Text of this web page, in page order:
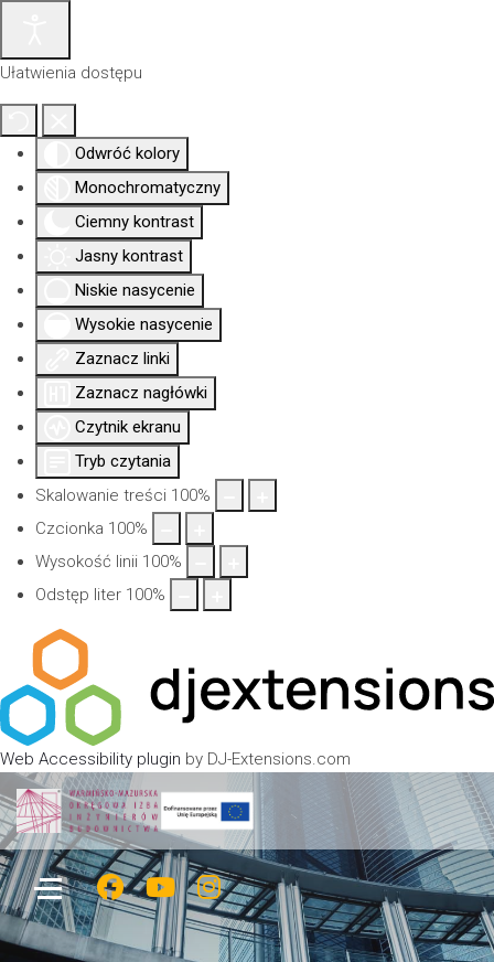
Ułatwienia dostępu
Odwróć kolory
Monochromatyczny
Ciemny kontrast
Jasny kontrast
Niskie nasycenie
Wysokie nasycenie
Zaznacz linki
Zaznacz nagłówki
Czytnik ekranu
Tryb czytania
Skalowanie treści 100%
Czcionka 100%
Wysokość linii 100%
Odstęp liter 100%
Web Accessibility plugin by DJ-Extensions.com
Izba
Aktualności
siedziba